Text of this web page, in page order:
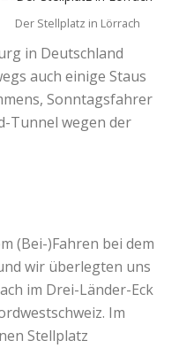
Der Stellplatz in Lörrach
in Deutschland
auch einige Staus
Sonntagsfahrer
Tunnel wegen der
(Bei-)Fahren bei dem
wir überlegten uns
im Drei-Länder-Eck
Im
Stellplatz